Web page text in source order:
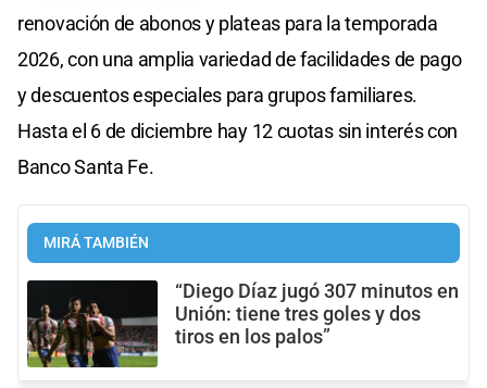
renovación de abonos y plateas para la temporada
2026, con una amplia variedad de facilidades de pago
y descuentos especiales para grupos familiares.
Hasta el 6 de diciembre hay 12 cuotas sin interés con
Banco Santa Fe.
MIRÁ TAMBIÉN
“Diego Díaz jugó 307 minutos en
Unión: tiene tres goles y dos
tiros en los palos”